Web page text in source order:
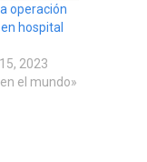
operación
hospital
2023
el mundo»